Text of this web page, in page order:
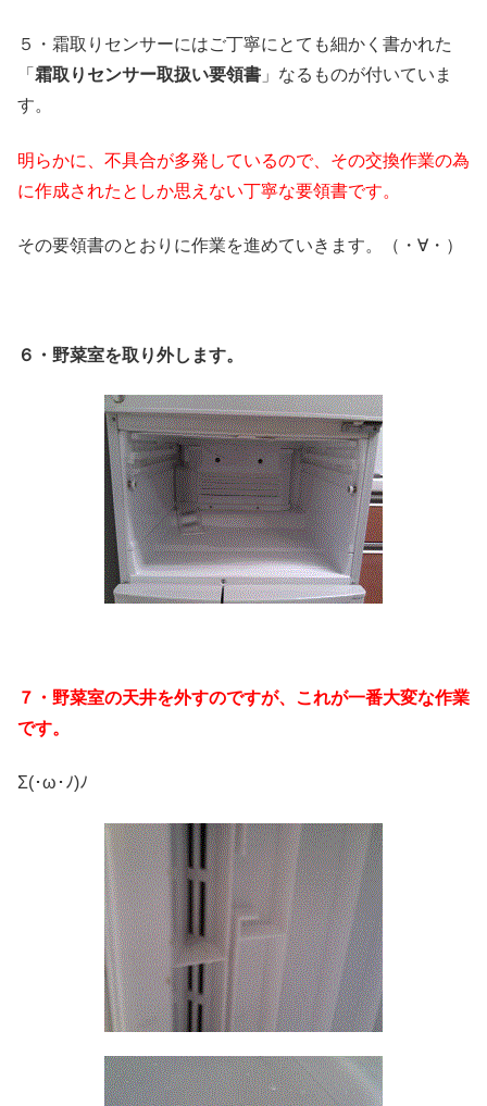
５・霜取りセンサーにはご丁寧にとても細かく書かれた
「 霜取りセンサー取扱い要領書 」なるものが付いていま
す。
明らかに、不具合が多発しているので、その交換作業の為
に作成されたとしか思えない丁寧な要領書です。
その要領書のとおりに作業を進めていきます。（・∀・）
６・野菜室を取り外します。
７・野菜室の天井を外すのですが、これが一番大変な作業
です。
Σ(･ω･ﾉ)ﾉ